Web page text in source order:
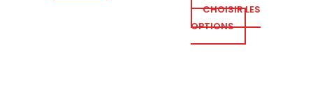
CHOISIR LES
OPTIONS